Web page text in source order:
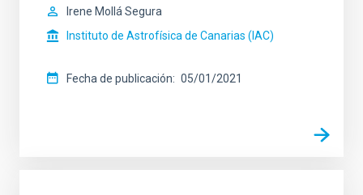
Irene Mollá Segura
Instituto de Astrofísica de Canarias (IAC)
Fecha de publicación 05/01/2021